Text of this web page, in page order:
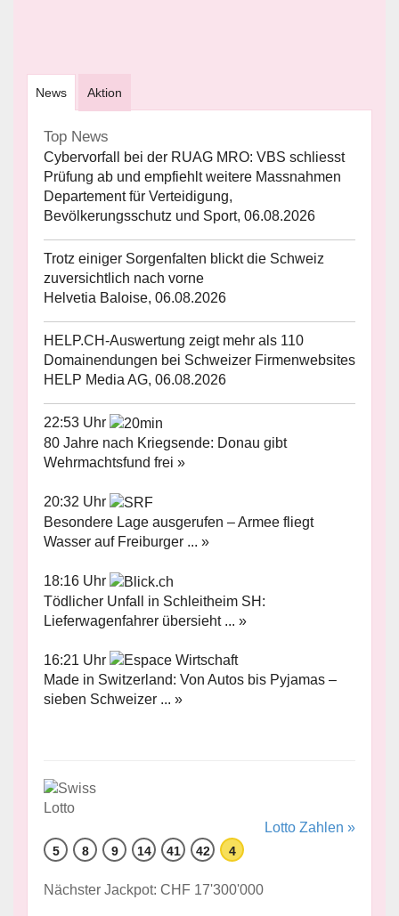
News Aktion
Top News
Cybervorfall bei der RUAG MRO: VBS schliesst
Prüfung ab und empfiehlt weitere Massnahmen
Departement für Verteidigung,
Bevölkerungsschutz und Sport, 06.08.2026
Trotz einiger Sorgenfalten blickt die Schweiz
zuversichtlich nach vorne
Helvetia Baloise, 06.08.2026
HELP.CH-Auswertung zeigt mehr als 110
Domainendungen bei Schweizer Firmenwebsites
HELP Media AG, 06.08.2026
22:53 Uhr
80 Jahre nach Kriegsende: Donau gibt
Wehrmachtsfund frei »
20:32 Uhr
Besondere Lage ausgerufen – Armee fliegt
Wasser auf Freiburger ... »
18:16 Uhr
Tödlicher Unfall in Schleitheim SH:
Lieferwagenfahrer übersieht ... »
16:21 Uhr
Made in Switzerland: Von Autos bis Pyjamas –
sieben Schweizer ... »
Lotto Zahlen »
5 8 9 14 41 42 4
Nächster Jackpot: CHF 17'300'000